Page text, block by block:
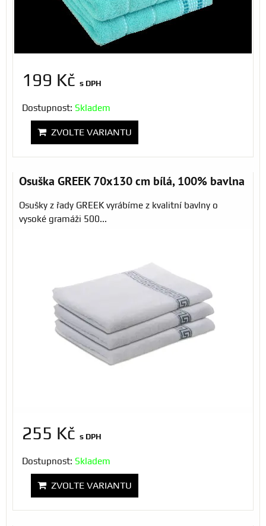
199 Kč s DPH
Dostupnost: Skladem
ZVOLTE VARIANTU
Osuška GREEK 70x130 cm bílá, 100% bavlna
Osušky z řady GREEK vyrábíme z kvalitní bavlny o
vysoké gramáži 500...
255 Kč s DPH
Dostupnost: Skladem
ZVOLTE VARIANTU